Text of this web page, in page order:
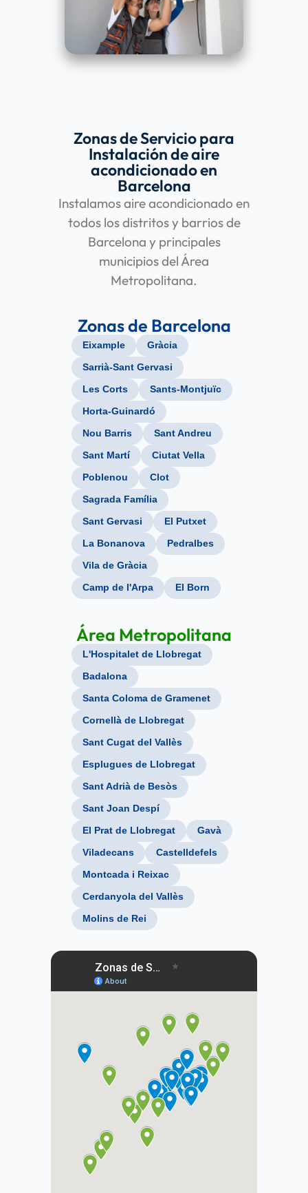
Zonas de Servicio para
Instalación de aire
acondicionado en
Barcelona
Instalamos aire acondicionado en
todos los distritos y barrios de
Barcelona y principales
municipios del Área
Metropolitana.
Zonas de Barcelona
Eixample Gràcia
Sarrià-Sant Gervasi
Les Corts Sants-Montjuïc
Horta-Guinardó
Nou Barris Sant Andreu
Sant Martí Ciutat Vella
Poblenou Clot
Sagrada Família
Sant Gervasi El Putxet
La Bonanova Pedralbes
Vila de Gràcia
Camp de l'Arpa El Born
Área Metropolitana
L'Hospitalet de Llobregat
Badalona
Santa Coloma de Gramenet
Cornellà de Llobregat
Sant Cugat del Vallès
Esplugues de Llobregat
Sant Adrià de Besòs
Sant Joan Despí
El Prat de Llobregat Gavà
Viladecans Castelldefels
Montcada i Reixac
Cerdanyola del Vallès
Molins de Rei